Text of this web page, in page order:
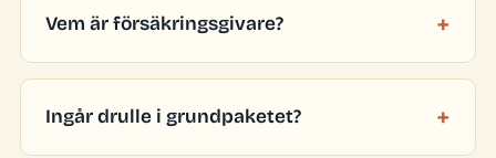
Vem är försäkringsgivare?
Ingår drulle i grundpaketet?